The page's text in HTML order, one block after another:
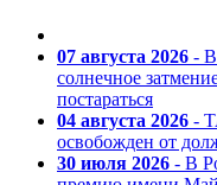
07 августа 2026 - В
солнечное
постараться
04 августа 2026 -
освобожден от
30 июля 2026 - В